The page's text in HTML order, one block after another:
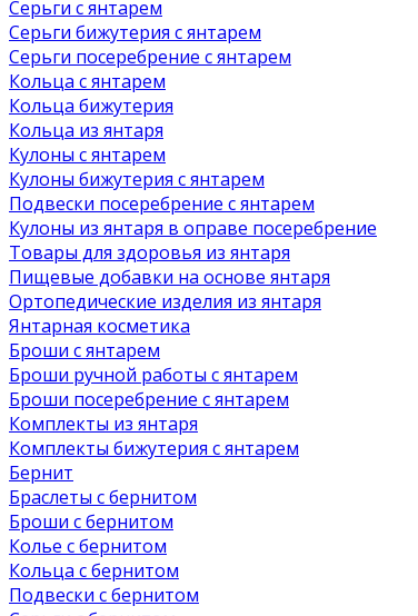
Серьги с янтарем
Серьги бижутерия с янтарем
Серьги посеребрение с янтарем
Кольца с янтарем
Кольца бижутерия
Кольца из янтаря
Кулоны с янтарем
Кулоны бижутерия с янтарем
Подвески посеребрение с янтарем
Кулоны из янтаря в оправе посеребрение
Товары для здоровья из янтаря
Пищевые добавки на основе янтаря
Ортопедические изделия из янтаря
Янтарная косметика
Броши с янтарем
Броши ручной работы с янтарем
Броши посеребрение с янтарем
Комплекты из янтаря
Комплекты бижутерия с янтарем
Бернит
Браслеты с бернитом
Броши с бернитом
Колье с бернитом
Кольца с бернитом
Подвески с бернитом